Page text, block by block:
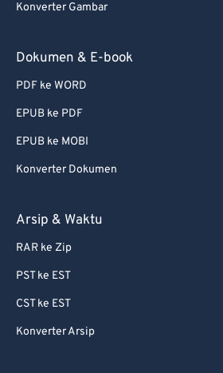
Konverter Gambar
Dokumen & E-book
PDF ke WORD
EPUB ke PDF
EPUB ke MOBI
Konverter Dokumen
Arsip & Waktu
RAR ke Zip
PST ke EST
CST ke EST
Konverter Arsip